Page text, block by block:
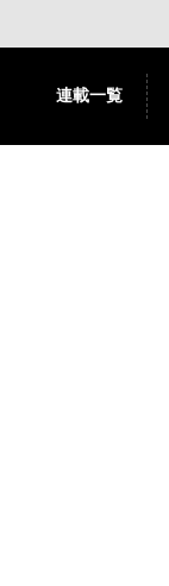
連載一覧